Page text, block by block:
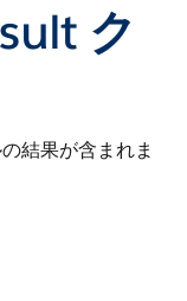
ク
結果が含まれま